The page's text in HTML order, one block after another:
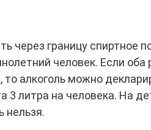
через границу спиртное
человек. Если
то алкоголь можно
3 литра на человека. На
нельзя.